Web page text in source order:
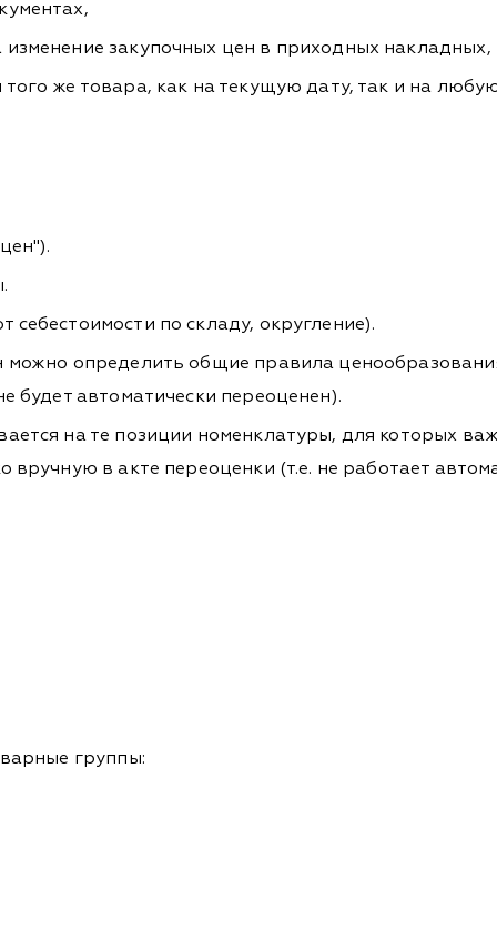
закупочных цен в приходных накладных,
же товара, как на текущую дату, так и на
по складу, округление).
определить общие правила
будет автоматически переоценен).
на те позиции номенклатуры, для которых
в акте переоценки (т.е. не работает
группы: